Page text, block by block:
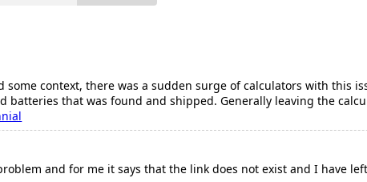
some context, there was a sudden surge of calculators with this
batteries that was found and shipped. Generally leaving the
and for me it says that the link does not exist and I have